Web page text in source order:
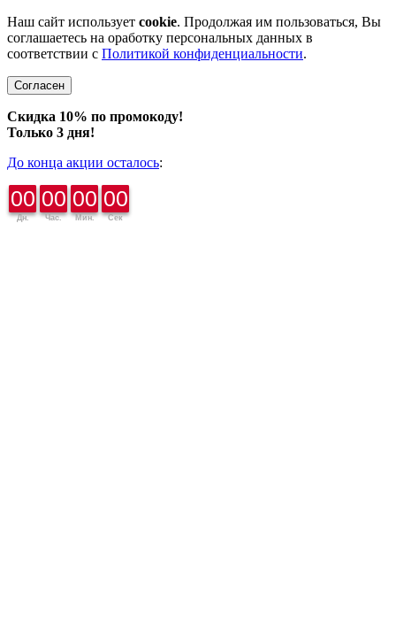
Наш сайт использует cookie. Продолжая им пользоваться, Вы
соглашаетесь на оработку персональных данных в
соответствии с Политикой конфиденциальности.
Согласен
Скидка 10% по промокоду!
Только 3 дня!
До конца акции осталось:
00
Дн.
00
Час.
00
Мин.
00
Сек